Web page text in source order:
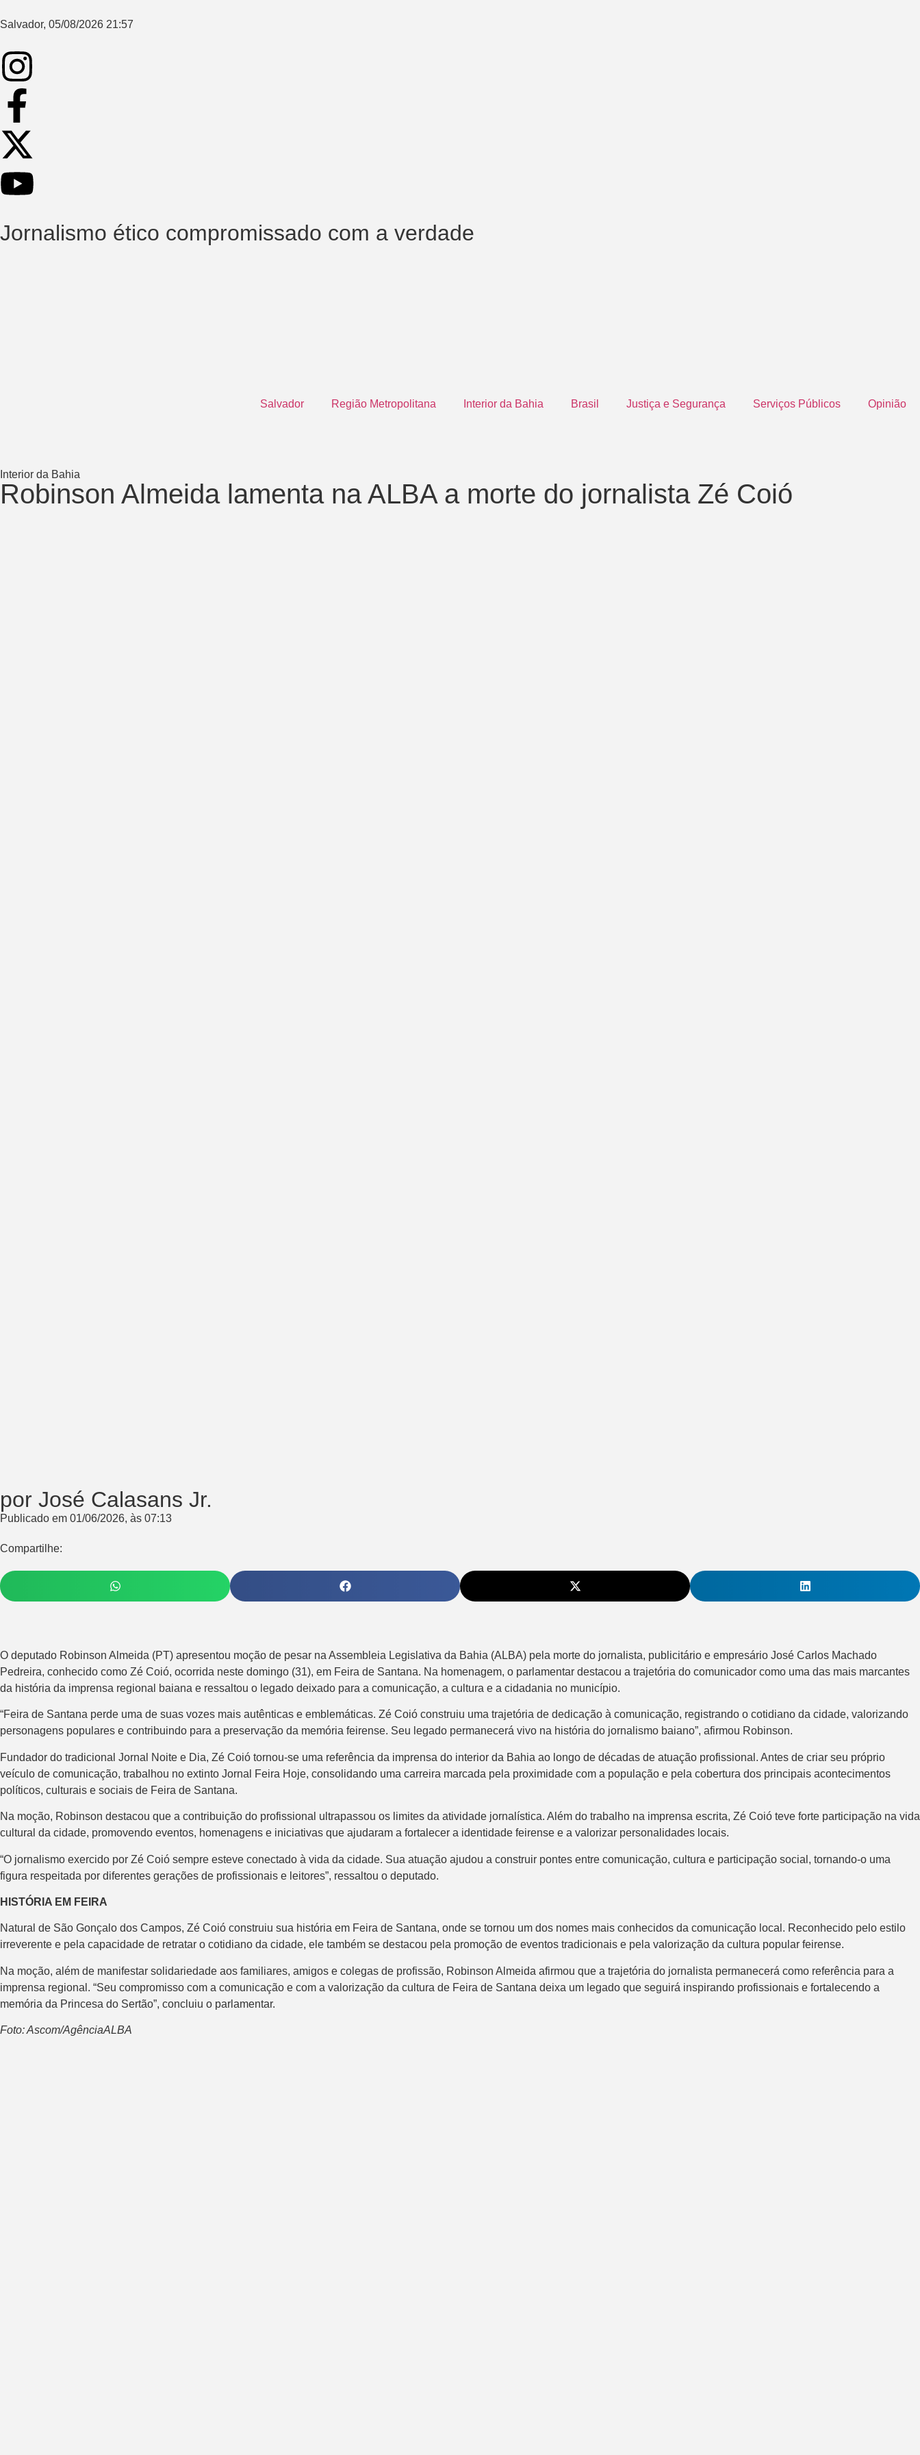
Salvador, 05/08/2026 21:57
Jornalismo ético compromissado com a verdade
Salvador Região Metropolitana Interior da Bahia Brasil Justiça e Segurança Serviços Públicos Opinião
Interior da Bahia
Robinson Almeida lamenta na ALBA a morte do jornalista Zé Coió
por José Calasans Jr.
Publicado em 01/06/2026, às 07:13
Compartilhe:
O deputado Robinson Almeida (PT) apresentou moção de pesar na Assembleia Legislativa da Bahia (ALBA) pela morte do jornalista, publicitário e empresário José Carlos Machado
Pedreira, conhecido como Zé Coió, ocorrida neste domingo (31), em Feira de Santana. Na homenagem, o parlamentar destacou a trajetória do comunicador como uma das mais marcantes
da história da imprensa regional baiana e ressaltou o legado deixado para a comunicação, a cultura e a cidadania no município.
“Feira de Santana perde uma de suas vozes mais autênticas e emblemáticas. Zé Coió construiu uma trajetória de dedicação à comunicação, registrando o cotidiano da cidade, valorizando
personagens populares e contribuindo para a preservação da memória feirense. Seu legado permanecerá vivo na história do jornalismo baiano”, afirmou Robinson.
Fundador do tradicional Jornal Noite e Dia, Zé Coió tornou-se uma referência da imprensa do interior da Bahia ao longo de décadas de atuação profissional. Antes de criar seu próprio
veículo de comunicação, trabalhou no extinto Jornal Feira Hoje, consolidando uma carreira marcada pela proximidade com a população e pela cobertura dos principais acontecimentos
políticos, culturais e sociais de Feira de Santana.
Na moção, Robinson destacou que a contribuição do profissional ultrapassou os limites da atividade jornalística. Além do trabalho na imprensa escrita, Zé Coió teve forte participação na vida
cultural da cidade, promovendo eventos, homenagens e iniciativas que ajudaram a fortalecer a identidade feirense e a valorizar personalidades locais.
“O jornalismo exercido por Zé Coió sempre esteve conectado à vida da cidade. Sua atuação ajudou a construir pontes entre comunicação, cultura e participação social, tornando-o uma
figura respeitada por diferentes gerações de profissionais e leitores”, ressaltou o deputado.
HISTÓRIA EM FEIRA
Natural de São Gonçalo dos Campos, Zé Coió construiu sua história em Feira de Santana, onde se tornou um dos nomes mais conhecidos da comunicação local. Reconhecido pelo estilo
irreverente e pela capacidade de retratar o cotidiano da cidade, ele também se destacou pela promoção de eventos tradicionais e pela valorização da cultura popular feirense.
Na moção, além de manifestar solidariedade aos familiares, amigos e colegas de profissão, Robinson Almeida afirmou que a trajetória do jornalista permanecerá como referência para a
imprensa regional. “Seu compromisso com a comunicação e com a valorização da cultura de Feira de Santana deixa um legado que seguirá inspirando profissionais e fortalecendo a
memória da Princesa do Sertão”, concluiu o parlamentar.
Foto: Ascom/AgênciaALBA